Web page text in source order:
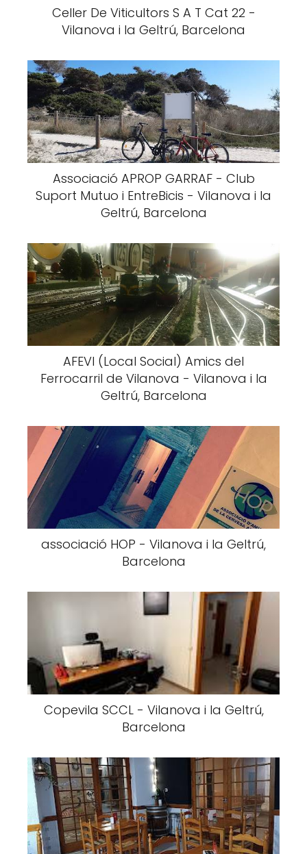
Celler De Viticultors S A T Cat 22 -
Vilanova i la Geltrú, Barcelona
Associació APROP GARRAF - Club
Suport Mutuo i EntreBicis - Vilanova i la
Geltrú, Barcelona
AFEVI (Local Social) Amics del
Ferrocarril de Vilanova - Vilanova i la
Geltrú, Barcelona
associació HOP - Vilanova i la Geltrú,
Barcelona
Copevila SCCL - Vilanova i la Geltrú,
Barcelona